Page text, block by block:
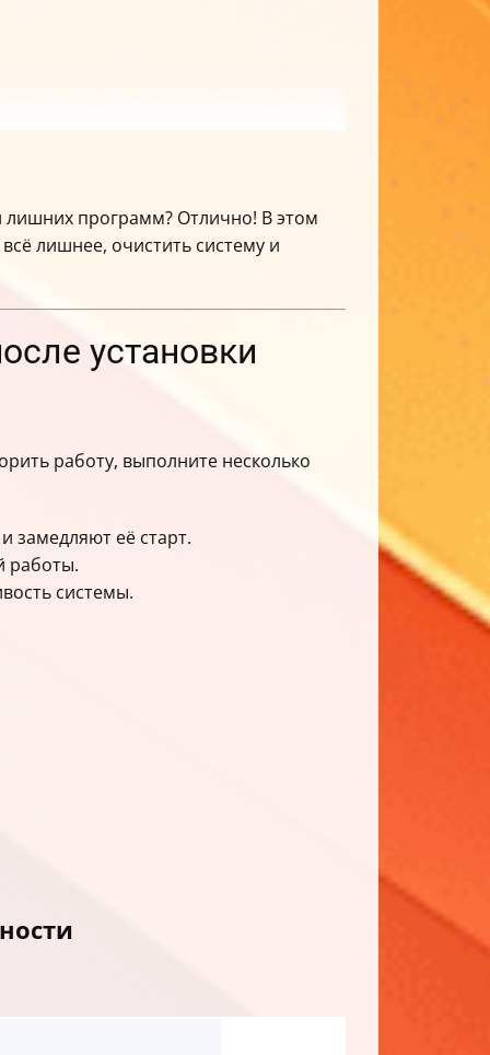
лишних программ? Отлично! В этом
лишнее, очистить систему и
установки
работу, выполните несколько
замедляют её старт.
работы.
системы.